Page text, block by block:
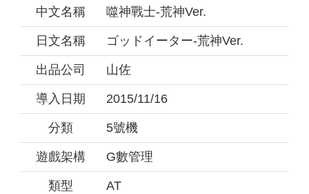
中文名稱 噬神戰士-荒神Ver.
日文名稱 ゴッドイーター-荒神Ver.
出品公司 山佐
導入日期 2015/11/16
分類 5號機
遊戲架構 G數管理
類型 AT